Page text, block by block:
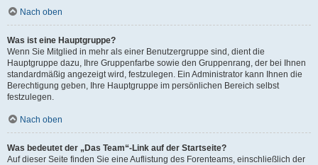
Nach oben
Was ist eine Hauptgruppe?
Wenn Sie Mitglied in mehr als einer Benutzergruppe sind, dient die
Hauptgruppe dazu, Ihre Gruppenfarbe sowie den Gruppenrang, der bei Ihnen
standardmäßig angezeigt wird, festzulegen. Ein Administrator kann Ihnen die
Berechtigung geben, Ihre Hauptgruppe im persönlichen Bereich selbst
festzulegen.
Nach oben
Was bedeutet der „Das Team“-Link auf der Startseite?
Auf dieser Seite finden Sie eine Auflistung des Forenteams, einschließlich der